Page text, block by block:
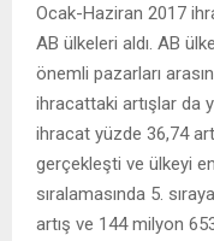
Ocak-Haziran 2017
AB ülkeleri aldı. AB
önemli pazarları
ihracattaki artışlar da
ihracat yüzde 36,74
gerçekleşti ve ülkeyi
sıralamasında 5.
artış ve 144 milyon